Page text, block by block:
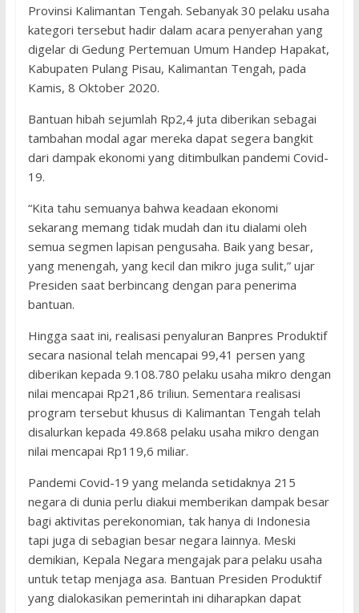
Provinsi Kalimantan Tengah. Sebanyak 30 pelaku usaha
kategori tersebut hadir dalam acara penyerahan yang
digelar di Gedung Pertemuan Umum Handep Hapakat,
Kabupaten Pulang Pisau, Kalimantan Tengah, pada
Kamis, 8 Oktober 2020.
Bantuan hibah sejumlah Rp2,4 juta diberikan sebagai
tambahan modal agar mereka dapat segera bangkit
dari dampak ekonomi yang ditimbulkan pandemi Covid-
19.
“Kita tahu semuanya bahwa keadaan ekonomi
sekarang memang tidak mudah dan itu dialami oleh
semua segmen lapisan pengusaha. Baik yang besar,
yang menengah, yang kecil dan mikro juga sulit,” ujar
Presiden saat berbincang dengan para penerima
bantuan.
Hingga saat ini, realisasi penyaluran Banpres Produktif
secara nasional telah mencapai 99,41 persen yang
diberikan kepada 9.108.780 pelaku usaha mikro dengan
nilai mencapai Rp21,86 triliun. Sementara realisasi
program tersebut khusus di Kalimantan Tengah telah
disalurkan kepada 49.868 pelaku usaha mikro dengan
nilai mencapai Rp119,6 miliar.
Pandemi Covid-19 yang melanda setidaknya 215
negara di dunia perlu diakui memberikan dampak besar
bagi aktivitas perekonomian, tak hanya di Indonesia
tapi juga di sebagian besar negara lainnya. Meski
demikian, Kepala Negara mengajak para pelaku usaha
untuk tetap menjaga asa. Bantuan Presiden Produktif
yang dialokasikan pemerintah ini diharapkan dapat